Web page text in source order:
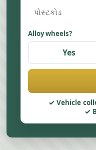
Alloy wheels?
Yes
Vehicle